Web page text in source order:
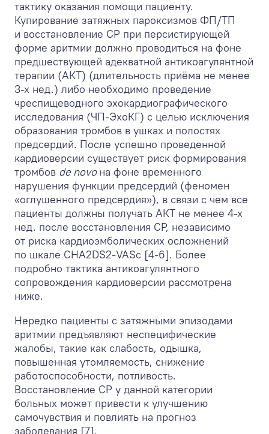
тактику оказания помощи пациенту.
Купирование затяжных пароксизмов ФП/ТП
и восстановление СР при персистирующей
форме аритмии должно проводиться на фоне
предшествующей адекватной антикоагулянтной
терапии (АКТ) (длительность приёма не менее
3-х нед.) либо необходимо проведение
чреспищеводного эхокардиографического
исследования (ЧП-ЭхоКГ) с целью исключения
образования тромбов в ушках и полостях
предсердий. После успешно проведенной
кардиоверсии существует риск формирования
тромбов de novoна фоне временного
нарушения функции предсердий (феномен
«оглушенного предсердия»), в связи с чем все
пациенты должны получать АКТ не менее 4-х
нед. после восстановления СР, независимо
от риска кардиоэмболических осложнений
по шкале CHA2DS2-VASc [4-6]. Более
подробно тактика антикоагулянтного
сопровождения кардиоверсии рассмотрена
ниже.
Нередко пациенты с затяжными эпизодами
аритмии предъявляют неспецифические
жалобы, такие как слабость, одышка,
повышенная утомляемость, снижение
работоспособности, потливость.
Восстановление СР у данной категории
больных может привести к улучшению
самочувствия и повлиять на прогноз
заболевания [7].